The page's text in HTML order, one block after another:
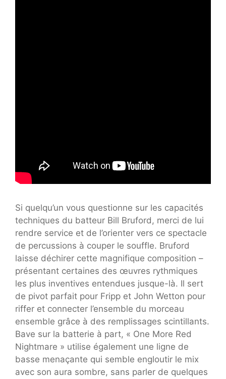
Si quelqu’un vous questionne sur les capacités
techniques du batteur Bill Bruford, merci de lui
rendre service et de l’orienter vers ce spectacle
de percussions à couper le souffle. Bruford
laisse déchirer cette magnifique composition –
présentant certaines des œuvres rythmiques
les plus inventives entendues jusque-là. Il sert
de pivot parfait pour Fripp et John Wetton pour
riffer et connecter l’ensemble du morceau
ensemble grâce à des remplissages scintillants.
Bave sur la batterie à part, « One More Red
Nightmare » utilise également une ligne de
basse menaçante qui semble engloutir le mix
avec son aura sombre, sans parler de quelques